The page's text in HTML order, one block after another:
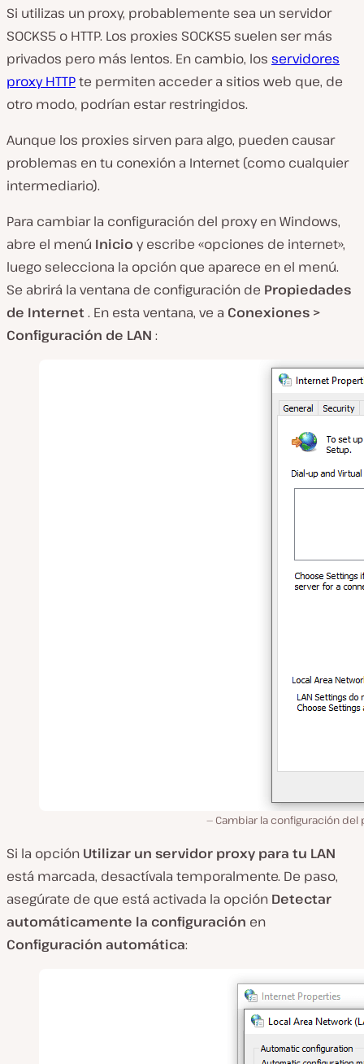
Si utilizas un proxy, probablemente sea un servidor
SOCKS5 o HTTP. Los proxies SOCKS5 suelen ser más
privados pero más lentos. En cambio, los servidores
proxy HTTPte permiten acceder a sitios web que, de
otro modo, podrían estar restringidos.
Aunque los proxies sirven para algo, pueden causar
problemas en tu conexión a Internet (como cualquier
intermediario).
Para cambiar la configuración del proxy en Windows,
abre el menú Inicio y escribe «opciones de internet»,
luego selecciona la opción que aparece en el menú.
Se abrirá la ventana de configuración de Propiedades
de Internet. En esta ventana, ve a Conexiones >
Configuración de LAN :
Cambiar la configuración del
Si la opción Utilizar un servidor proxy para tu LAN
está marcada, desactívala temporalmente. De paso,
asegúrate de que está activada la opción Detectar
automáticamente la configuración en
Configuración automática: